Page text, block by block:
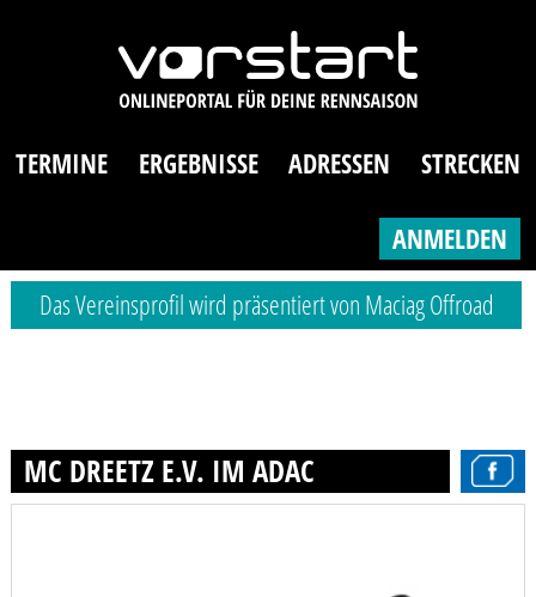
TERMINE ERGEBNISSE ADRESSEN STRECKEN
ANMELDEN
Das Vereinsprofil wird präsentiert von Maciag Offroad
MC DREETZ E.V. IM ADAC